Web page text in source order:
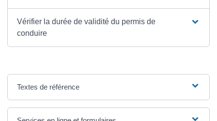
Vérifier la durée de validité du permis de
conduire
Textes de référence